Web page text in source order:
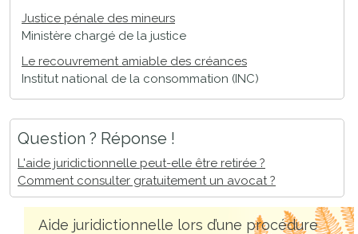
Justice pénale des mineurs
Ministère chargé de la justice
Le recouvrement amiable des créances
Institut national de la consommation (INC)
Question ? Réponse !
L'aide juridictionnelle peut-elle être retirée ?
Comment consulter gratuitement un avocat ?
Aide juridictionnelle lors d’une procédure